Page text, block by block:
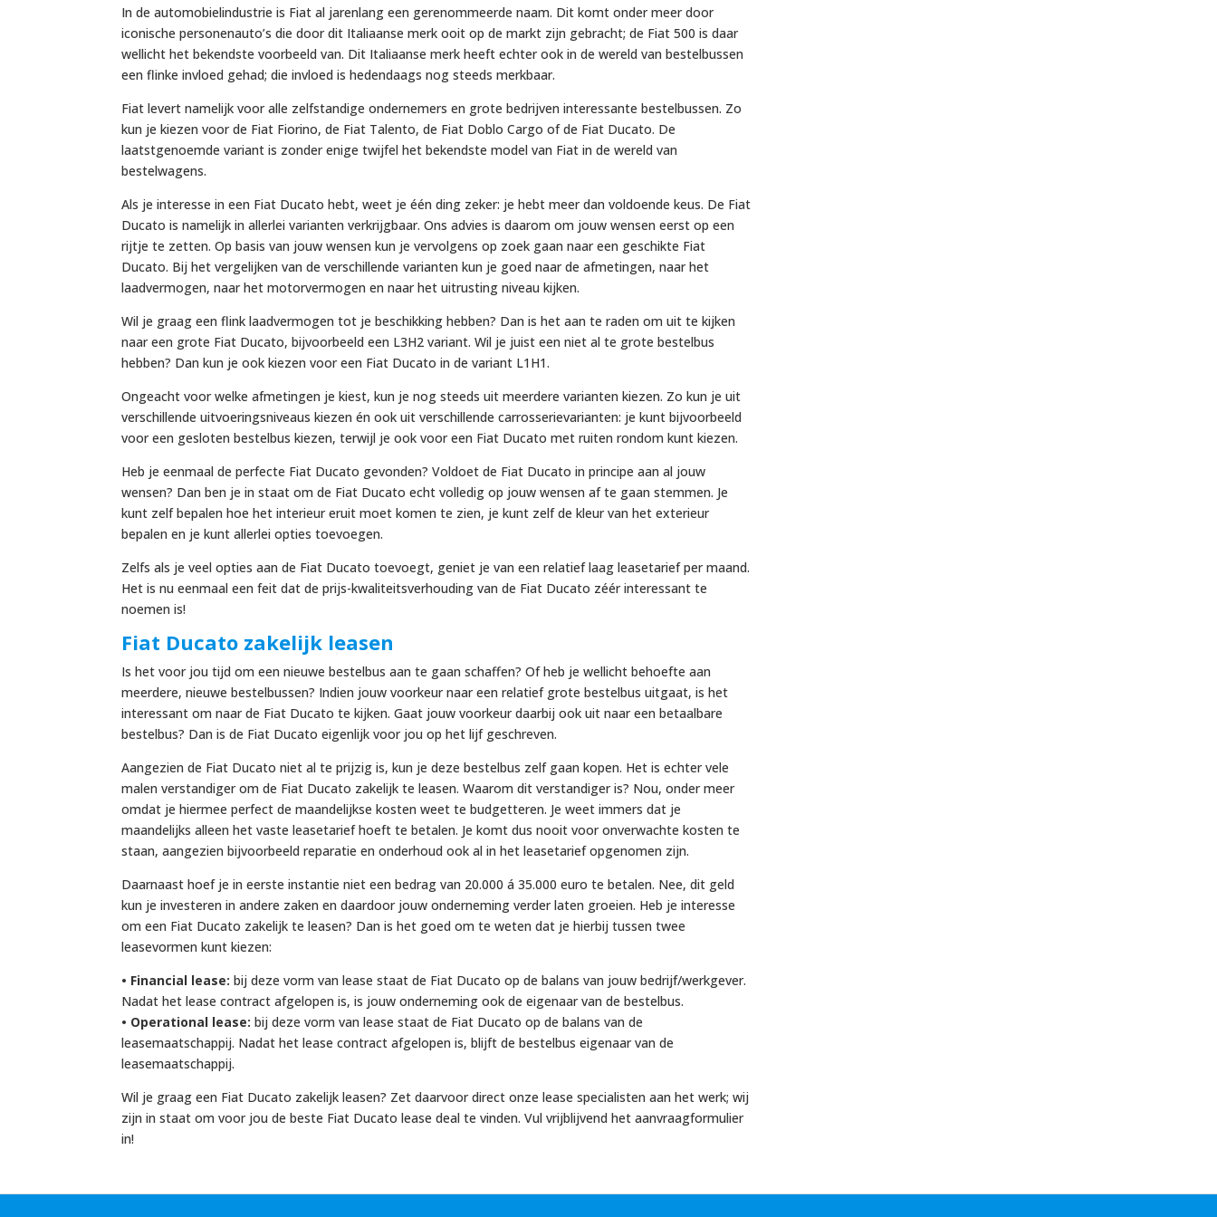
In de automobielindustrie is Fiat al jarenlang een gerenommeerde naam. Dit komt onder meer door
iconische personenauto’s die door dit Italiaanse merk ooit op de markt zijn gebracht; de Fiat 500 is daar
wellicht het bekendste voorbeeld van. Dit Italiaanse merk heeft echter ook in de wereld van bestelbussen
een flinke invloed gehad; die invloed is hedendaags nog steeds merkbaar.
Fiat levert namelijk voor alle zelfstandige ondernemers en grote bedrijven interessante bestelbussen. Zo
kun je kiezen voor de Fiat Fiorino, de Fiat Talento, de Fiat Doblo Cargo of de Fiat Ducato. De
laatstgenoemde variant is zonder enige twijfel het bekendste model van Fiat in de wereld van
bestelwagens.
Als je interesse in een Fiat Ducato hebt, weet je één ding zeker: je hebt meer dan voldoende keus. De Fiat
Ducato is namelijk in allerlei varianten verkrijgbaar. Ons advies is daarom om jouw wensen eerst op een
rijtje te zetten. Op basis van jouw wensen kun je vervolgens op zoek gaan naar een geschikte Fiat
Ducato. Bij het vergelijken van de verschillende varianten kun je goed naar de afmetingen, naar het
laadvermogen, naar het motorvermogen en naar het uitrusting niveau kijken.
Wil je graag een flink laadvermogen tot je beschikking hebben? Dan is het aan te raden om uit te kijken
naar een grote Fiat Ducato, bijvoorbeeld een L3H2 variant. Wil je juist een niet al te grote bestelbus
hebben? Dan kun je ook kiezen voor een Fiat Ducato in de variant L1H1.
Ongeacht voor welke afmetingen je kiest, kun je nog steeds uit meerdere varianten kiezen. Zo kun je uit
verschillende uitvoeringsniveaus kiezen én ook uit verschillende carrosserievarianten: je kunt bijvoorbeeld
voor een gesloten bestelbus kiezen, terwijl je ook voor een Fiat Ducato met ruiten rondom kunt kiezen.
Heb je eenmaal de perfecte Fiat Ducato gevonden? Voldoet de Fiat Ducato in principe aan al jouw
wensen? Dan ben je in staat om de Fiat Ducato echt volledig op jouw wensen af te gaan stemmen. Je
kunt zelf bepalen hoe het interieur eruit moet komen te zien, je kunt zelf de kleur van het exterieur
bepalen en je kunt allerlei opties toevoegen.
Zelfs als je veel opties aan de Fiat Ducato toevoegt, geniet je van een relatief laag leasetarief per maand.
Het is nu eenmaal een feit dat de prijs-kwaliteitsverhouding van de Fiat Ducato zéér interessant te
noemen is!
Fiat Ducato zakelijk leasen
Is het voor jou tijd om een nieuwe bestelbus aan te gaan schaffen? Of heb je wellicht behoefte aan
meerdere, nieuwe bestelbussen? Indien jouw voorkeur naar een relatief grote bestelbus uitgaat, is het
interessant om naar de Fiat Ducato te kijken. Gaat jouw voorkeur daarbij ook uit naar een betaalbare
bestelbus? Dan is de Fiat Ducato eigenlijk voor jou op het lijf geschreven.
Aangezien de Fiat Ducato niet al te prijzig is, kun je deze bestelbus zelf gaan kopen. Het is echter vele
malen verstandiger om de Fiat Ducato zakelijk te leasen. Waarom dit verstandiger is? Nou, onder meer
omdat je hiermee perfect de maandelijkse kosten weet te budgetteren. Je weet immers dat je
maandelijks alleen het vaste leasetarief hoeft te betalen. Je komt dus nooit voor onverwachte kosten te
staan, aangezien bijvoorbeeld reparatie en onderhoud ook al in het leasetarief opgenomen zijn.
Daarnaast hoef je in eerste instantie niet een bedrag van 20.000 á 35.000 euro te betalen. Nee, dit geld
kun je investeren in andere zaken en daardoor jouw onderneming verder laten groeien. Heb je interesse
om een Fiat Ducato zakelijk te leasen? Dan is het goed om te weten dat je hierbij tussen twee
leasevormen kunt kiezen:
• Financial lease: bij deze vorm van lease staat de Fiat Ducato op de balans van jouw bedrijf/werkgever.
Nadat het lease contract afgelopen is, is jouw onderneming ook de eigenaar van de bestelbus.
• Operational lease: bij deze vorm van lease staat de Fiat Ducato op de balans van de
leasemaatschappij. Nadat het lease contract afgelopen is, blijft de bestelbus eigenaar van de
leasemaatschappij.
Wil je graag een Fiat Ducato zakelijk leasen? Zet daarvoor direct onze lease specialisten aan het werk; wij
zijn in staat om voor jou de beste Fiat Ducato lease deal te vinden. Vul vrijblijvend het aanvraagformulier
in!